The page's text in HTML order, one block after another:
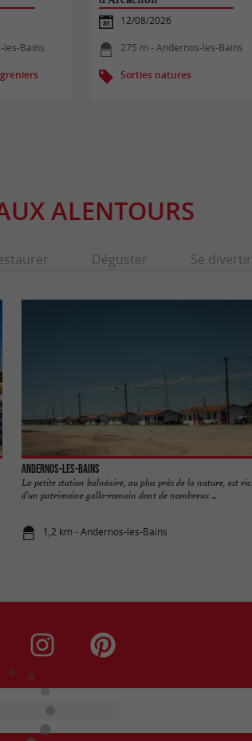
les-Bains
12/08/2026
275 m - Andernos-les-Bains
Sorties natures
ALENTOURS
Déguster Se divertir
Andernos-les-Bains
La petite station balnéaire, au plus près de la nature, est
d’un patrimoine gallo-romain dont de nombreux ...
1,2 km - Andernos-les-Bains